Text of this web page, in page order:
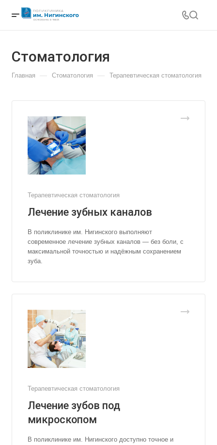
Cтоматология
Главная — Cтоматология — Терапевтическая стоматология
Терапевтическая стоматология
Лечение зубных каналов
В поликлинике им. Нигинского выполняют
современное лечение зубных каналов — без боли, с
максимальной точностью и надёжным сохранением
зуба.
Терапевтическая стоматология
Лечение зубов под
микроскопом
В поликлинике им. Нигинского доступно точное и